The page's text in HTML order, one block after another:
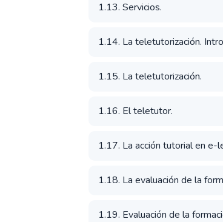
1.13. Servicios.
1.14. La teletutorización.
1.15. La teletutorización.
1.16. El teletutor.
1.17. La acción tutorial en e-
1.18. La evaluación de la
1.19. Evaluación de la